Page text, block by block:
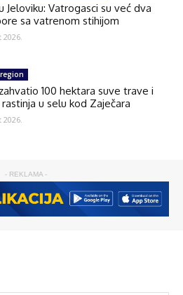
Jeloviku: Vatrogasci su već dva
sa vatrenom stihijom
100 hektara suve trave i
u selu kod Zaječara
- REKLAMA -